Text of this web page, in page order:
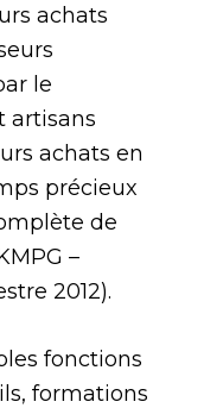
achats
le
artisans
achats en
précieux
de
–
2012).
fonctions
formations